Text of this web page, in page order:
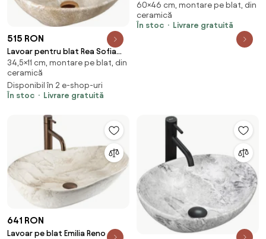
515 RON
Lavoar pentru blat Rea Sofia
Savana Matt
34,5×11 cm, montare pe blat, din
ceramică
Disponibil în 2 e-shop-uri
În stoc
Livrare gratuită
argintiu, 60x46x16 cm,
ceramică
60×46 cm, montare pe blat, din
ceramică
În stoc
Livrare gratuită
641 RON
Lavoar pe blat Emilia Reno